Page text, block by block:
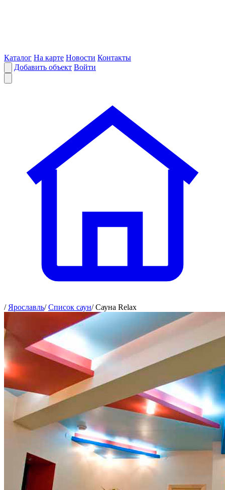
Каталог На карте Новости Контакты
Добавить объект Войти
/ Ярославль/ Список саун/ Сауна Relax